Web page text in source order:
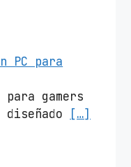
PC para
para gamers
[…]